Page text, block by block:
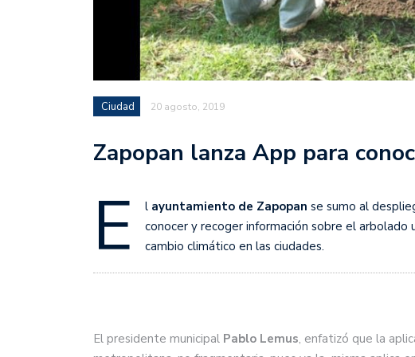
Ciudad 20 agosto, 2019
Zapopan lanza App para
E l ayuntamiento de Zapopan se sumo al
conocer y recoger información sobre el
cambio climático en las ciudades.
El presidente municipal Pablo Lemus, enfatizó que la